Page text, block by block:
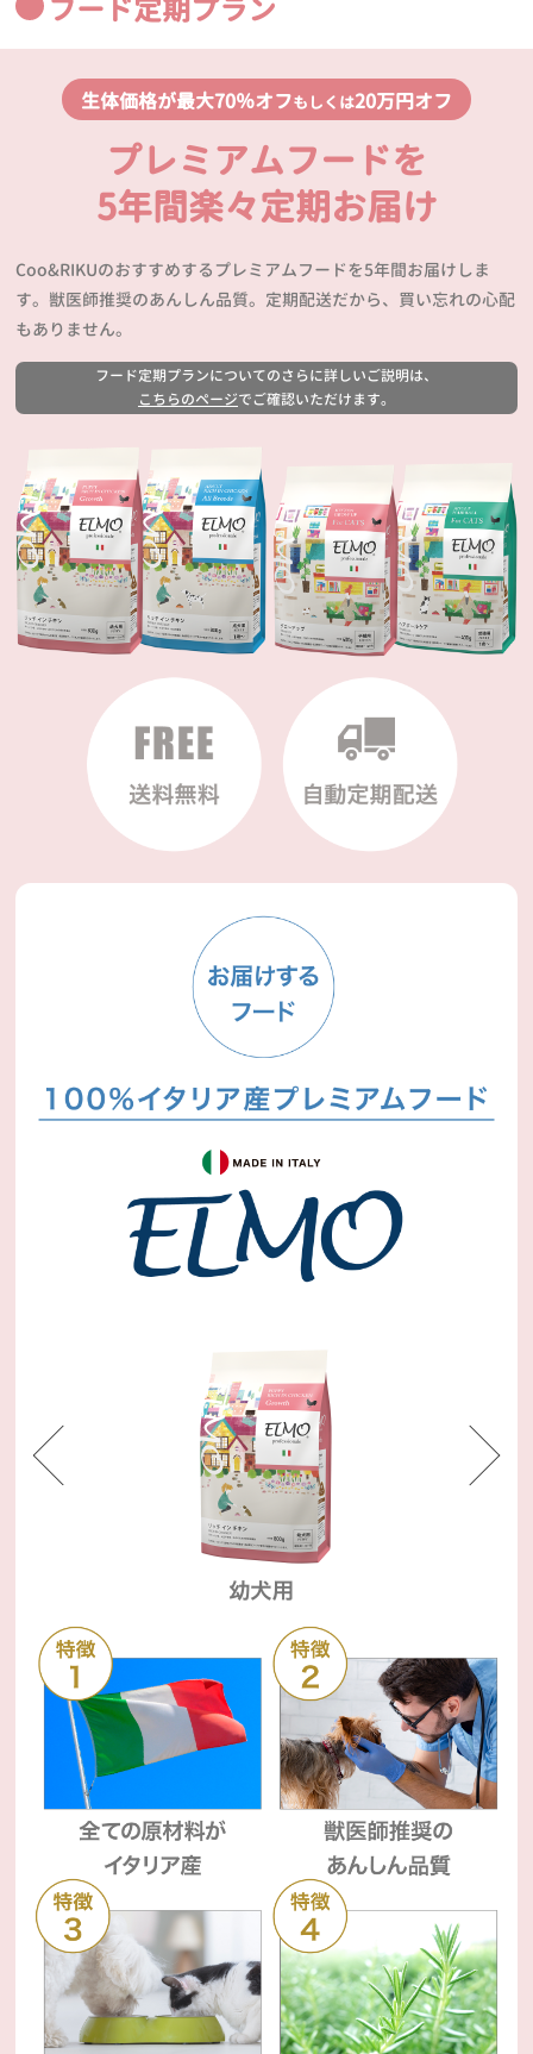
フード定期プラン
生体価格が最大70％オフもしくは20万円オフ
プレミアムフードを
5年間楽々定期お届け
Coo&RIKUのおすすめするプレミアムフードを5年間お届けしま
す。獣医師推奨のあんしん品質。定期配送だから、買い忘れの心配
もありません。
フード定期プランについてのさらに詳しいご説明は、
こちらのページでご確認いただけます。